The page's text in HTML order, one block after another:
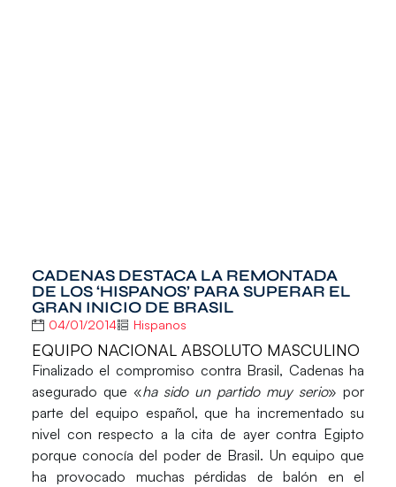
CADENAS DESTACA LA REMONTADA
DE LOS ‘HISPANOS’ PARA SUPERAR EL
GRAN INICIO DE BRASIL
04/01/2014 Hispanos
EQUIPO NACIONAL ABSOLUTO MASCULINO
Finalizado el compromiso contra Brasil, Cadenas ha
asegurado que «ha sido un partido muy serio» por
parte del equipo español, que ha incrementado su
nivel con respecto a la cita de ayer contra Egipto
porque conocía del poder de Brasil. Un equipo que
ha provocado muchas pérdidas de balón en el